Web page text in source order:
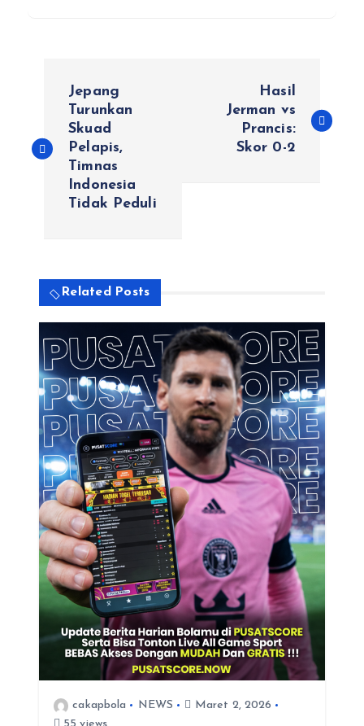
v
a
s
p
o
s
Jepang
Turunkan
Skuad
Pelapis,
Timnas
Indonesia
Tidak Peduli
Hasil
Jerman vs
Prancis:
Skor 0-2
Related Posts
cakapbola NEWS
Maret 2, 2026